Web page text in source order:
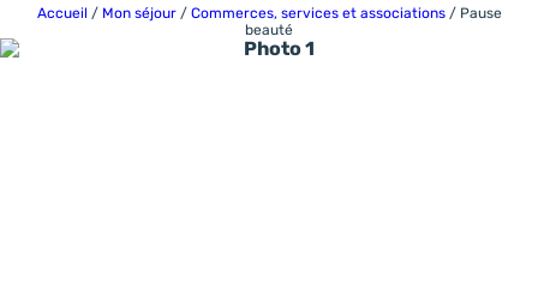
Accueil / Mon séjour/ Commerces, services et associations/ Pause
beauté
Photo 1